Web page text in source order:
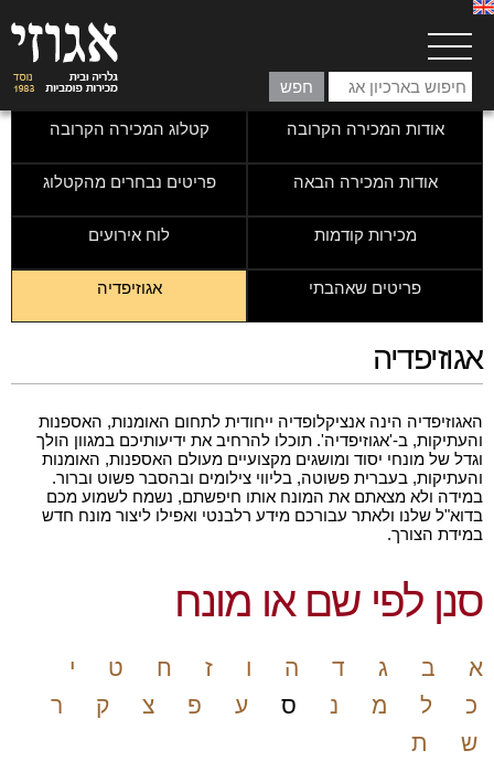
אודות המכירה הקרובה קטלוג המכירה הקרובה
אודות המכירה הבאה פריטים נבחרים מהקטלוג
מכירות קודמות לוח אירועים
פריטים שאהבתי אגוזיפדיה
אגוזיפדיה
האגוזיפדיה הינה אנציקלופדיה ייחודית לתחום האומנות, האספנות
והעתיקות, ב-'אגוזיפדיה'. תוכלו להרחיב את ידיעותיכם במגוון הולך
וגדל של מונחי יסוד ומושגים מקצועיים מעולם האספנות, האומנות
והעתיקות, בעברית פשוטה, בליווי צילומים ובהסבר פשוט וברור.
במידה ולא מצאתם את המונח אותו חיפשתם, נשמח לשמוע מכם
בדוא"ל שלנו ולאתר עבורכם מידע רלבנטי ואפילו ליצור מונח חדש
במידת הצורך.
סנן לפי שם או מונח
א ב ג ד ה ו ז ח ט
י
כ
ל מ נ ס ע פ צ ק
ר
ש
ת